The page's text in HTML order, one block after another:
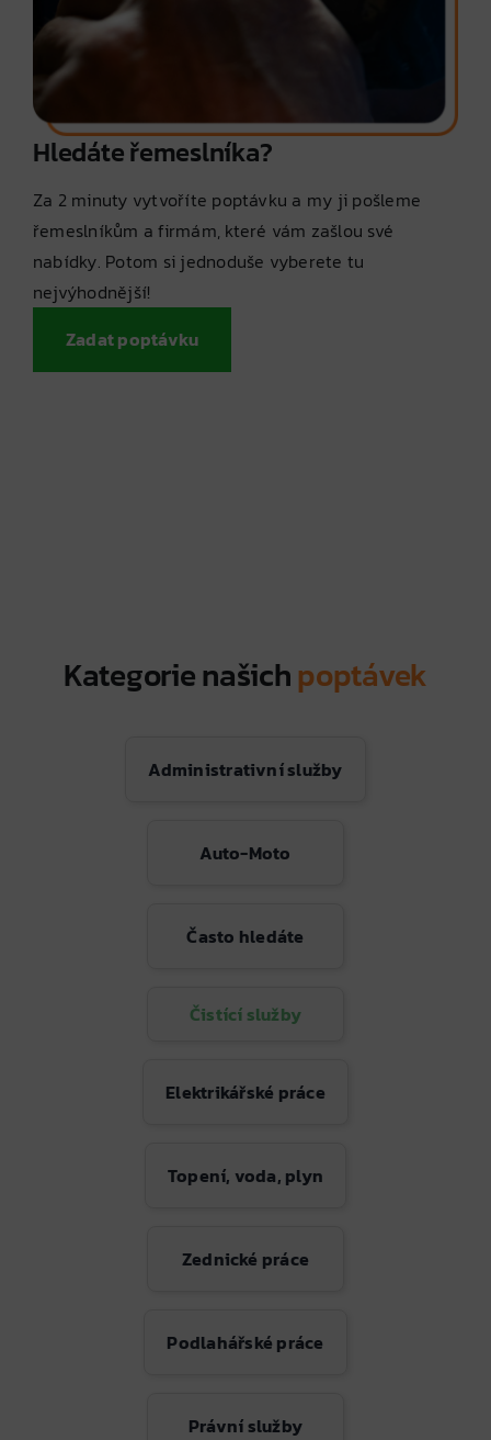
Hledáte řemeslníka?
Za 2 minuty vytvoříte poptávku a my ji pošleme
řemeslníkům a firmám, které vám zašlou své
nabídky. Potom si jednoduše vyberete tu
nejvýhodnější!
Zadat poptávku
Kategorie našichpoptávek
Administrativní služby
Auto-Moto
Často hledáte
Čistící služby
Elektrikářské práce
Topení, voda, plyn
Zednické práce
Podlahářské práce
Právní služby